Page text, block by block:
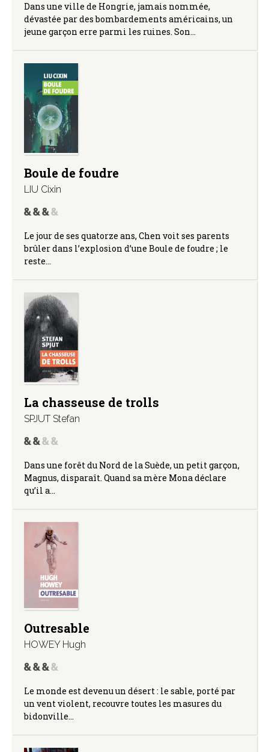
Dans une ville de Hongrie, jamais nommée,
dévastée par des bombardements américains, un
jeune garçon erre parmi les ruines. Son…
Boule de foudre
LIU Cixin
Le jour de ses quatorze ans, Chen voit ses parents
brûler dans l’explosion d’une Boule de foudre ; le
reste…
La chasseuse de trolls
SPJUT Stefan
Dans une forêt du Nord de la Suède, un petit garçon,
Magnus, disparaît. Quand sa mère Mona déclare
qu’il a…
Outresable
HOWEY Hugh
Le monde est devenu un désert : le sable, porté par
un vent violent, recouvre toutes les masures du
bidonville…